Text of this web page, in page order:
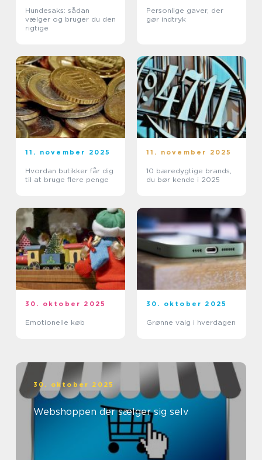
Hundesaks: sådan
vælger og bruger du den
rigtige
Personlige gaver, der
gør indtryk
11. november 2025
Hvordan butikker får dig
til at bruge flere penge
11. november 2025
10 bæredygtige brands,
du bør kende i 2025
30. oktober 2025
Emotionelle køb
30. oktober 2025
Grønne valg i hverdagen
30. oktober 2025
Webshoppen der sælger sig selv